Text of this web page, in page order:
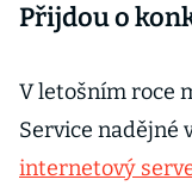
Přijdou o
V letošním roce
Service nadějné
internetový